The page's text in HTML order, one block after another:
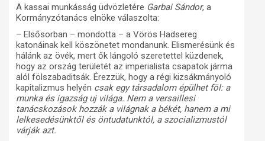
A kassai munkásság üdvözletére Garbai Sándor, a
Kormányzótanács elnöke válaszolta:
– Elsősorban – mondotta – a Vörös Hadsereg
katonáinak kell köszönetet mondanunk. Elismerésünk és
hálánk az övék, mert ők lángoló szeretettel küzdenek,
hogy az ország területét az imperialista csapatok járma
alól fölszabaditsák. Érezzük, hogy a régi kizsákmányoló
kapitalizmus helyén csak egy társadalom épülhet föl: a
munka és igazság uj világa. Nem a versaillesi
tanácskozások hozzák a világnak a békét, hanem a mi
lelkesedésünktől és öntudatunktól, a szocializmustól
várják azt.